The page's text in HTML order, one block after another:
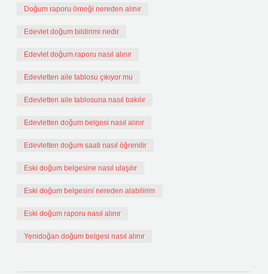
Doğum raporu örneği nereden alınır
Edevlet doğum bildirimi nedir
Edevlet doğum raporu nasıl alınır
Edevletten aile tablosu çıkıyor mu
Edevletten aile tablosuna nasıl bakılır
Edevletten doğum belgesi nasıl alınır
Edevletten doğum saati nasıl öğrenilir
Eski doğum belgesine nasıl ulaşılır
Eski doğum belgesini nereden alabilirim
Eski doğum raporu nasıl alınır
Yenidoğan doğum belgesi nasıl alınır